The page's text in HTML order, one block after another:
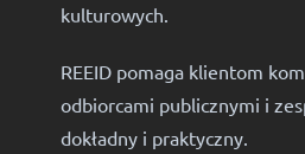
kulturowych.
REEID pomaga klientom
odbiorcami publicznymi i
dokładny i praktyczny.